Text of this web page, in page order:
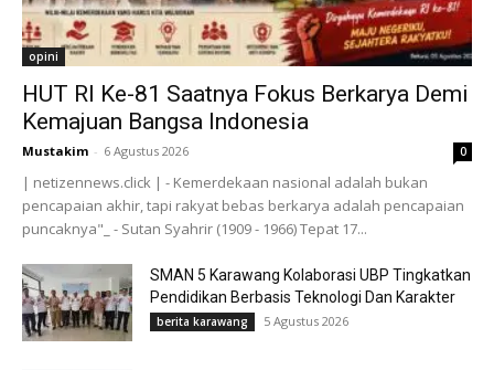
opini
HUT RI Ke-81 Saatnya Fokus Berkarya Demi
Kemajuan Bangsa Indonesia
Mustakim - 6 Agustus 2026 0
| netizennews.click | - Kemerdekaan nasional adalah bukan
pencapaian akhir, tapi rakyat bebas berkarya adalah pencapaian
puncaknya"_ - Sutan Syahrir (1909 - 1966) Tepat 17...
SMAN 5 Karawang Kolaborasi UBP Tingkatkan
Pendidikan Berbasis Teknologi Dan Karakter
berita karawang 5 Agustus 2026